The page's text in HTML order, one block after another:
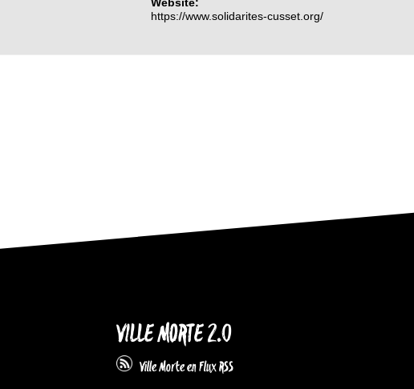
https://www.solidarites-cusset.org/
VILLE MORTE 2.0
Ville Morte en Flux RSS